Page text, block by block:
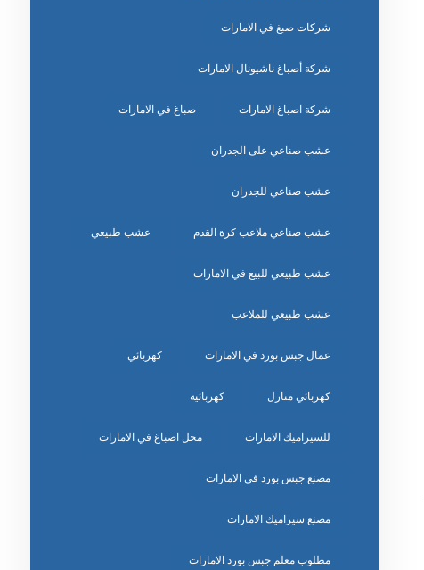
شركات صبغ في الامارات
شركة أصباغ ناشيونال الامارات
شركة اصباغ الامارات صباغ في الامارات
عشب صناعي على الجدران
عشب صناعي للجدران
عشب صناعي ملاعب كرة القدم عشب طبيعي
عشب طبيعي للبيع في الامارات
عشب طبيعي للملاعب
عمال جبس بورد في الامارات كهربائي
كهربائي منازل كهربائيه
للسيراميك الامارات محل اصباغ في الامارات
مصنع جبس بورد في الامارات
مصنع سيراميك الامارات
مطلوب معلم جبس بورد الامارات